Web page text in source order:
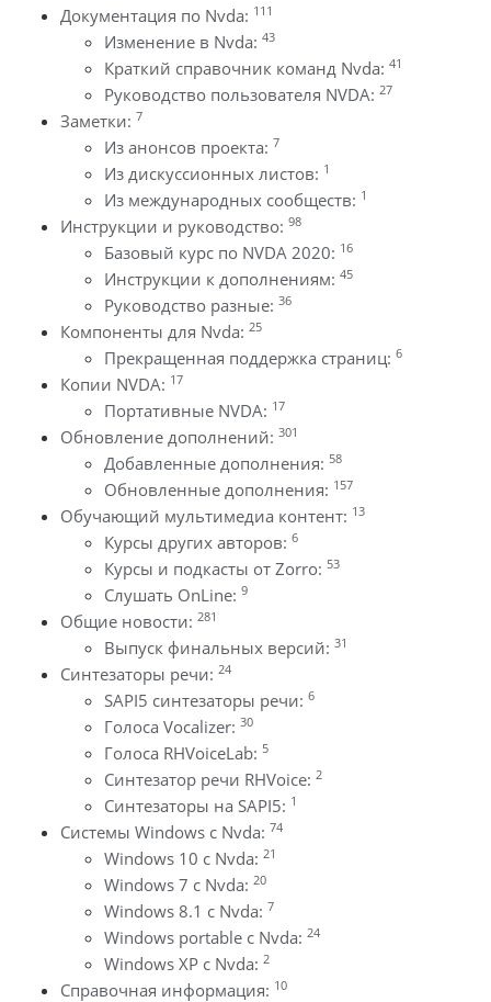
Документация по Nvda: 111
Изменение в Nvda: 43
Краткий справочник команд Nvda: 41
Руководство пользователя NVDA: 27
Заметки: 7
Из анонсов проекта: 7
Из дискуссионных листов: 1
Из международных сообществ: 1
Инструкции и руководство: 98
Базовый курс по NVDA 2020: 16
Инструкции к дополнениям: 45
Руководство разные: 36
Компоненты для Nvda: 25
Прекращенная поддержка страниц: 6
Копии NVDA: 17
Портативные NVDA: 17
Обновление дополнений: 301
Добавленные дополнения: 58
Обновленные дополнения: 157
Обучающий мультимедиа контент: 13
Курсы других авторов: 6
Курсы и подкасты от Zorro: 53
Слушать OnLine: 9
Общие новости: 281
Выпуск финальных версий: 31
Синтезаторы речи: 24
SAPI5 синтезаторы речи: 6
Голоса Vocalizer: 30
Голоса RHVoiceLab: 5
Синтезатор речи RHVoice: 2
Синтезаторы на SAPI5: 1
Системы Windows с Nvda: 74
Windows 10 с Nvda: 21
Windows 7 с Nvda: 20
Windows 8.1 с Nvda: 7
Windows portable с Nvda: 24
Windows XP с Nvda: 2
Справочная информация: 10